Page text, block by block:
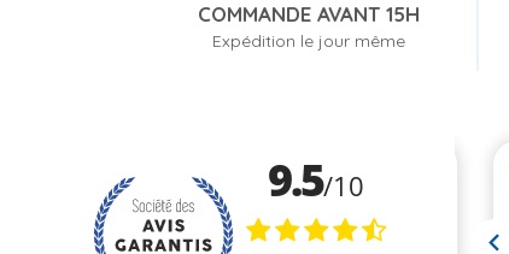
COMMANDE AVANT 15H
Expédition le jour même